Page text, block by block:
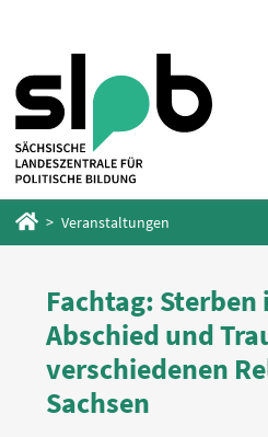
springen
springen
Startseite
Veranstaltungen
Fachtag: Sterben
Abschied und
verschiedenen
Sachsen